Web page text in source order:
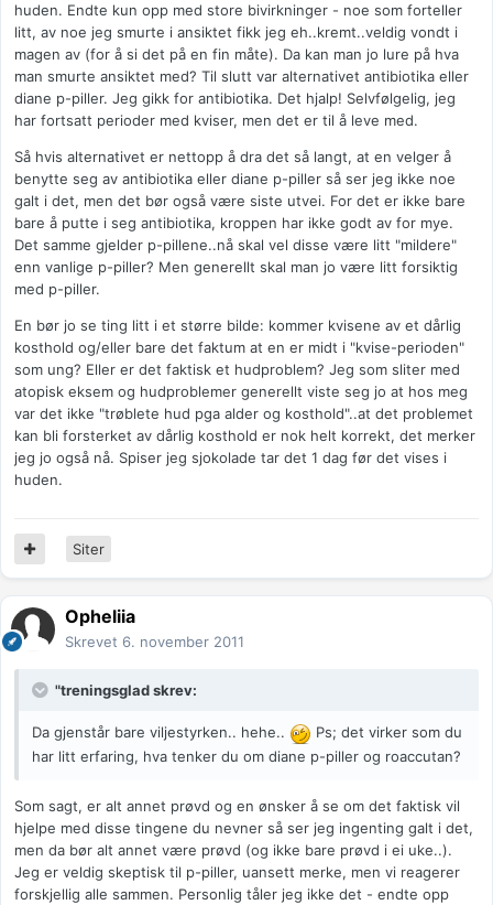
huden. Endte kun opp med store bivirkninger - noe som forteller
litt, av noe jeg smurte i ansiktet fikk jeg eh..kremt..veldig vondt i
magen av (for å si det på en fin måte). Da kan man jo lure på hva
man smurte ansiktet med? Til slutt var alternativet antibiotika eller
diane p-piller. Jeg gikk for antibiotika. Det hjalp! Selvfølgelig, jeg
har fortsatt perioder med kviser, men det er til å leve med.
Så hvis alternativet er nettopp å dra det så langt, at en velger å
benytte seg av antibiotika eller diane p-piller så ser jeg ikke noe
galt i det, men det bør også være siste utvei. For det er ikke bare
bare å putte i seg antibiotika, kroppen har ikke godt av for mye.
Det samme gjelder p-pillene..nå skal vel disse være litt "mildere"
enn vanlige p-piller? Men generellt skal man jo være litt forsiktig
med p-piller.
En bør jo se ting litt i et større bilde: kommer kvisene av et dårlig
kosthold og/eller bare det faktum at en er midt i "kvise-perioden"
som ung? Eller er det faktisk et hudproblem? Jeg som sliter med
atopisk eksem og hudproblemer generellt viste seg jo at hos meg
var det ikke "trøblete hud pga alder og kosthold"..at det problemet
kan bli forsterket av dårlig kosthold er nok helt korrekt, det merker
jeg jo også nå. Spiser jeg sjokolade tar det 1 dag før det vises i
huden.
Siter
Opheliia
Skrevet 6. november 2011
"treningsglad skrev:
Da gjenstår bare viljestyrken.. hehe..
Ps; det virker som du
har litt erfaring, hva tenker du om diane p-piller og roaccutan?
Som sagt, er alt annet prøvd og en ønsker å se om det faktisk vil
hjelpe med disse tingene du nevner så ser jeg ingenting galt i det,
men da bør alt annet være prøvd (og ikke bare prøvd i ei uke..).
Jeg er veldig skeptisk til p-piller, uansett merke, men vi reagerer
forskjellig alle sammen. Personlig tåler jeg ikke det - endte opp